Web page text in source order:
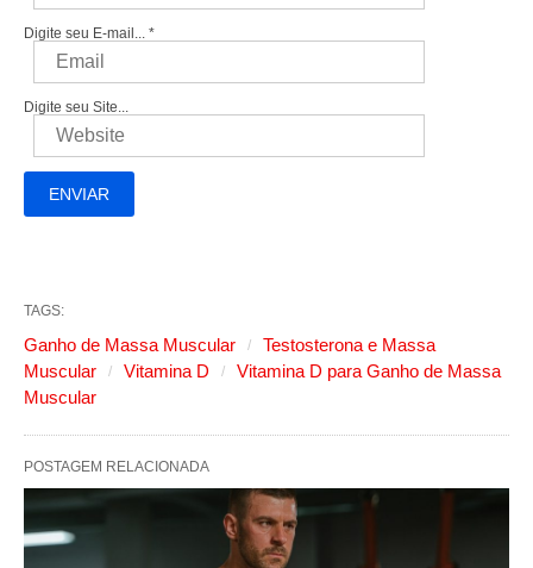
Digite seu E-mail... *
Digite seu Site...
TAGS:
Ganho de Massa Muscular
Testosterona e Massa
Muscular
Vitamina D
Vitamina D para Ganho de Massa
Muscular
POSTAGEM RELACIONADA